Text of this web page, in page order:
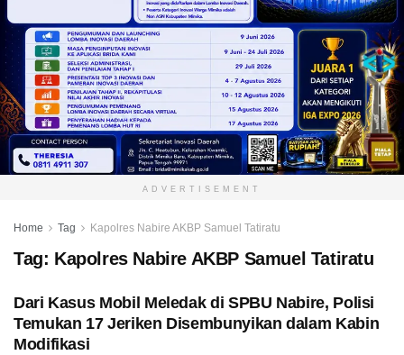
ADVERTISEMENT
Home Tag Kapolres Nabire AKBP Samuel Tatiratu
Tag: Kapolres Nabire AKBP Samuel Tatiratu
Dari Kasus Mobil Meledak di SPBU Nabire, Polisi
Temukan 17 Jeriken Disembunyikan dalam Kabin
Modifikasi